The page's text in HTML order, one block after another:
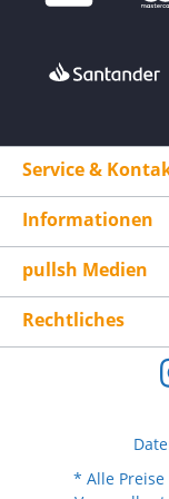
Grad
dann
stehen.
dem, was
Athleten
auf die
Ankorr
Filmstars
Training
Service &
Informationen
pullsh Medien
Rechtliches
* Alle